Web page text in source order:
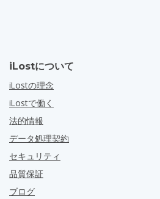
iLostについて
iLostの理念
iLostで働く
法的情報
データ処理契約
セキュリティ
品質保証
ブログ